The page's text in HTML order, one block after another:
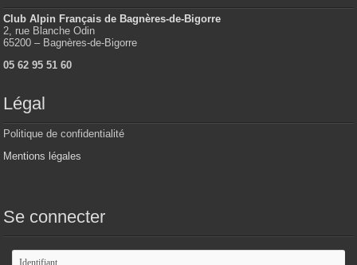
Club Alpin Français de Bagnères-de-Bigorre
2, rue Blanche Odin
65200 – Bagnères-de-Bigorre
05 62 95 51 60
Légal
Politique de confidentialité
Mentions légales
Se connecter